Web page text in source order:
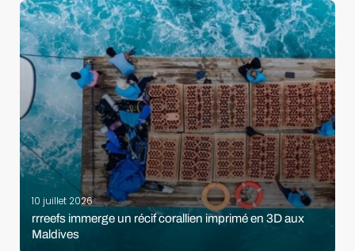
10 juillet 2026
rrreefs immerge un récif corallien imprimé en 3D aux
Maldives